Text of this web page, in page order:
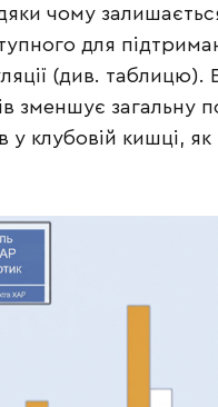
чому
для
(див. таблицю).
зменшує загальну
у клубовій кишці,